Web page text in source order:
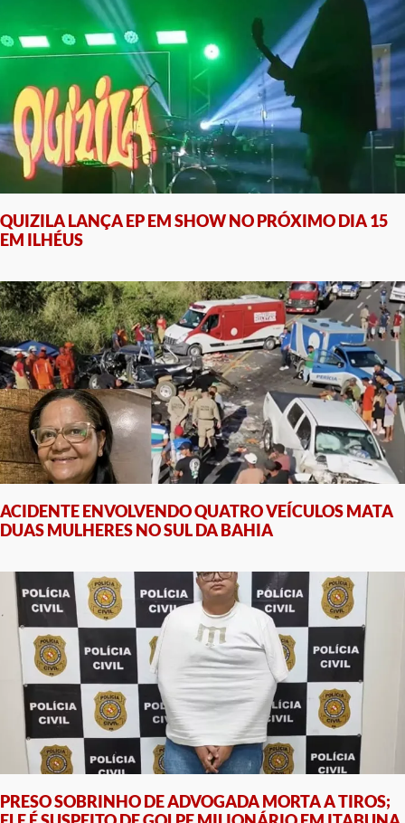
QUIZILA LANÇA EP EM SHOW NO PRÓXIMO DIA 15
EM ILHÉUS
ACIDENTE ENVOLVENDO QUATRO VEÍCULOS MATA
DUAS MULHERES NO SUL DA BAHIA
PRESO SOBRINHO DE ADVOGADA MORTA A TIROS;